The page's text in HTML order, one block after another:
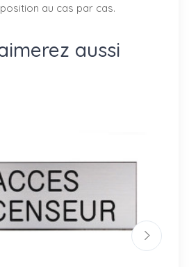
au cas par cas.
aussi